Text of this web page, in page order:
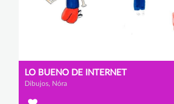
LO BUENO DE INTERNET
Dibujos, Nóra